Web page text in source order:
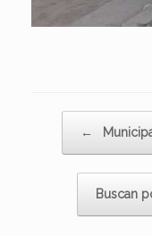
←
Buscan